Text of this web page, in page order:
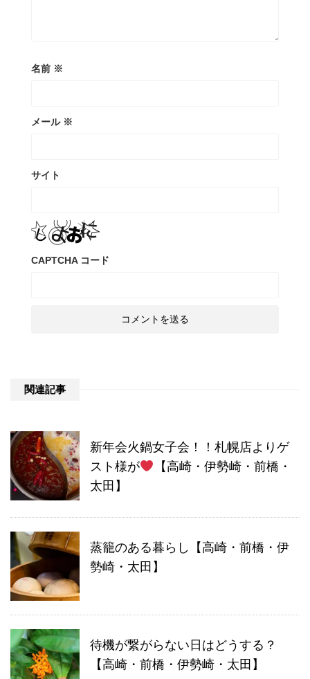
名前 ※
メール ※
サイト
CAPTCHA コード
関連記事
新年会火鍋女子会！！札幌店よりゲ
スト様が
【高崎・伊勢崎・前橋・
太田】
蒸籠のある暮らし【高崎・前橋・伊
勢崎・太田】
待機が繋がらない日はどうする？
【高崎・前橋・伊勢崎・太田】